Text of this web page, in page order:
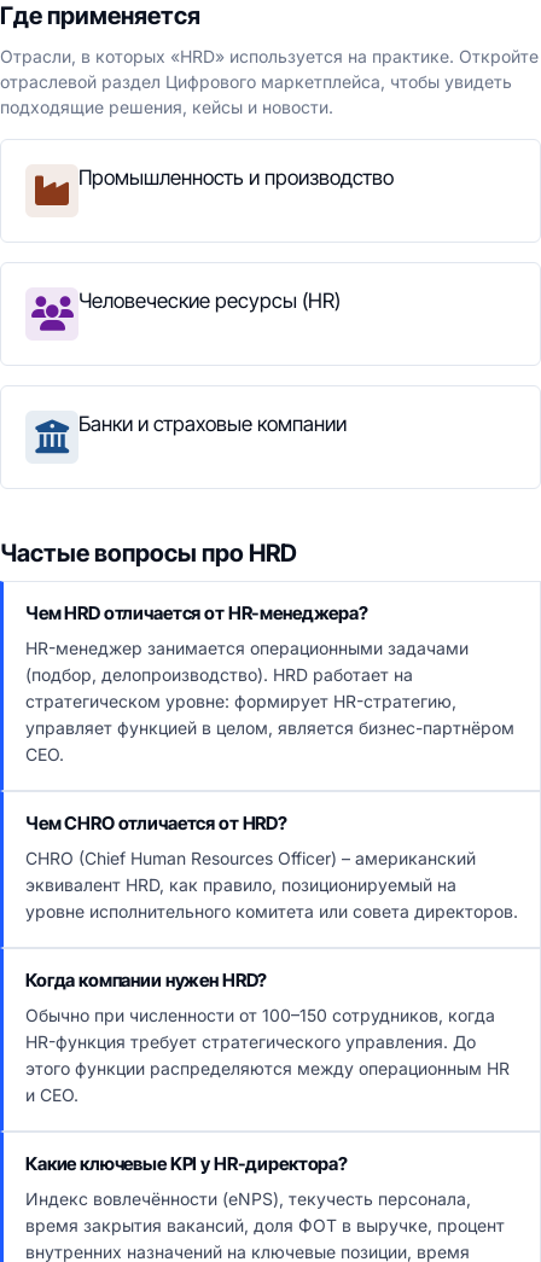
Где применяется
Отрасли, в которых «HRD» используется на практике. Откройте
отраслевой раздел Цифрового маркетплейса, чтобы увидеть
подходящие решения, кейсы и новости.
Промышленность и производство
Человеческие ресурсы (HR)
Банки и страховые компании
Частые вопросы про HRD
Чем HRD отличается от HR-менеджера?
HR-менеджер занимается операционными задачами
(подбор, делопроизводство). HRD работает на
стратегическом уровне: формирует HR-стратегию,
управляет функцией в целом, является бизнес-партнёром
CEO.
Чем CHRO отличается от HRD?
CHRO (Chief Human Resources Officer) – американский
эквивалент HRD, как правило, позиционируемый на
уровне исполнительного комитета или совета директоров.
Когда компании нужен HRD?
Обычно при численности от 100–150 сотрудников, когда
HR-функция требует стратегического управления. До
этого функции распределяются между операционным HR
и CEO.
Какие ключевые KPI у HR-директора?
Индекс вовлечённости (eNPS), текучесть персонала,
время закрытия вакансий, доля ФОТ в выручке, процент
внутренних назначений на ключевые позиции, время